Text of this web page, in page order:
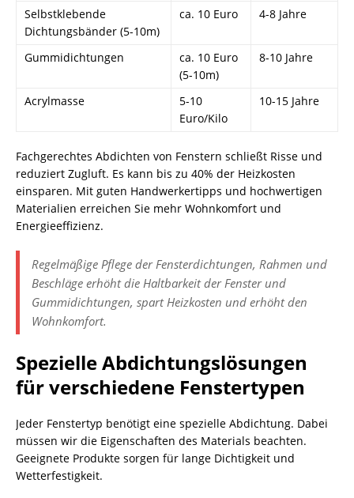
Selbstklebende
Dichtungsbänder (5-10m)
ca. 10 Euro 4-8 Jahre
Gummidichtungen
ca. 10 Euro
(5-10m)
8-10 Jahre
Acrylmasse
5-10
Euro/Kilo
10-15 Jahre
Fachgerechtes Abdichten von Fenstern schließt Risse und
reduziert Zugluft. Es kann bis zu 40% der Heizkosten
einsparen. Mit guten Handwerkertipps und hochwertigen
Materialien erreichen Sie mehr Wohnkomfort und
Energieeffizienz.
Regelmäßige Pflege der Fensterdichtungen, Rahmen und
Beschläge erhöht die Haltbarkeit der Fenster und
Gummidichtungen, spart Heizkosten und erhöht den
Wohnkomfort.
Spezielle Abdichtungslösungen
für verschiedene Fenstertypen
Jeder Fenstertyp benötigt eine spezielle Abdichtung. Dabei
müssen wir die Eigenschaften des Materials beachten.
Geeignete Produkte sorgen für lange Dichtigkeit und
Wetterfestigkeit.